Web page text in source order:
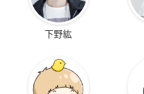
下野紘